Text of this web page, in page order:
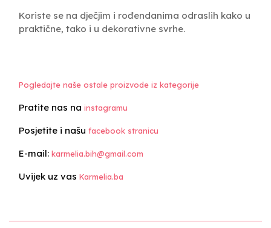
Koriste se na dječjim i rođendanima odraslih kako u
praktične, tako i u dekorativne svrhe.
Pogledajte naše ostale proizvode iz kategorije
Pratite nas na instagramu
Posjetite i našu facebook stranicu
E-mail: karmelia.bih@gmail.com
Uvijek uz vas Karmelia.ba